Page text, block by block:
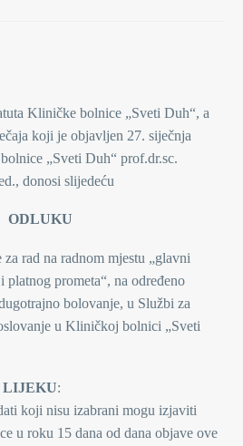
Kliničke bolnice „Sveti Duh“, a
koji je objavljen 27. siječnja
„Sveti Duh“ prof.dr.sc.
donosi slijedeću
ODLUKU
za rad na radnom mjestu „glavni
prometa“, na određeno
bolovanje, u Službi za
u Kliničkoj bolnici „Sveti
LIJEKU:
koji nisu izabrani mogu izjaviti
u roku 15 dana od dana objave ove